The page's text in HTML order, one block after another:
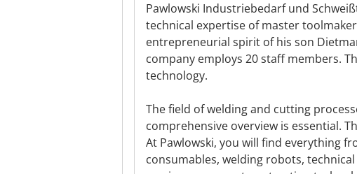
Pawlowski Industriebedarf und
technical expertise of master
entrepreneurial spirit of his son
company employs 20 staff members.
technology.
The field of welding and cutting
comprehensive overview is essential.
At Pawlowski, you will find everything
consumables, welding robots,